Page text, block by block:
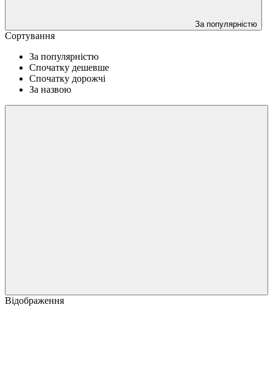
За популярністю
Сортування
За популярністю
Спочатку дешевше
Спочатку дорожчі
За назвою
Відображення